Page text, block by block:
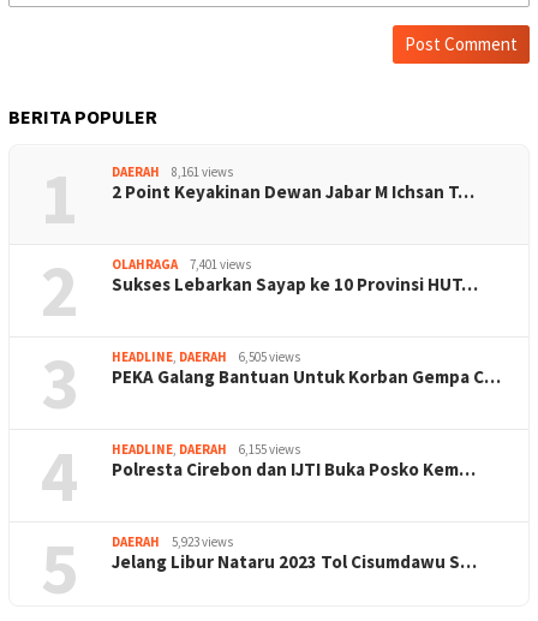
BERITA POPULER
1 DAERAH 8,161 views
2 Point Keyakinan Dewan Jabar M Ichsan T…
2 OLAHRAGA 7,401 views
Sukses Lebarkan Sayap ke 10 Provinsi HUT…
3 HEADLINE, DAERAH 6,505 views
PEKA Galang Bantuan Untuk Korban Gempa C…
4 HEADLINE, DAERAH 6,155 views
Polresta Cirebon dan IJTI Buka Posko Kem…
5 DAERAH 5,923 views
Jelang Libur Nataru 2023 Tol Cisumdawu S…